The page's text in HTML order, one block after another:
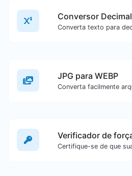
Conversor Decimal
JPG para WEBP